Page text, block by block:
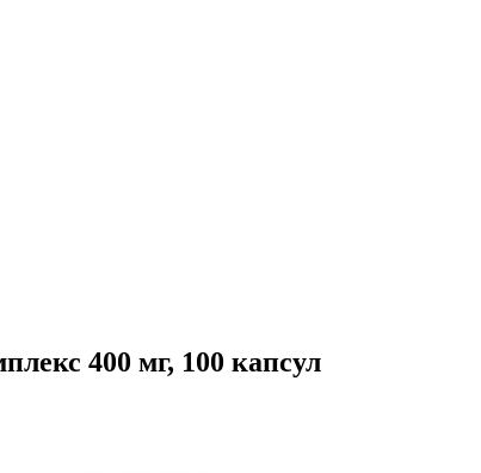
400 мг, 100 капсул